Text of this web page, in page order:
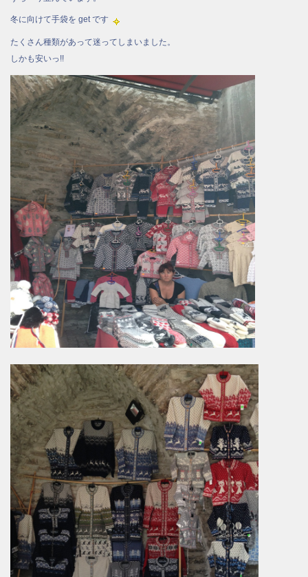
冬に向けて手袋を get です
たくさん種類があって迷ってしまいました。
しかも安いっ!!